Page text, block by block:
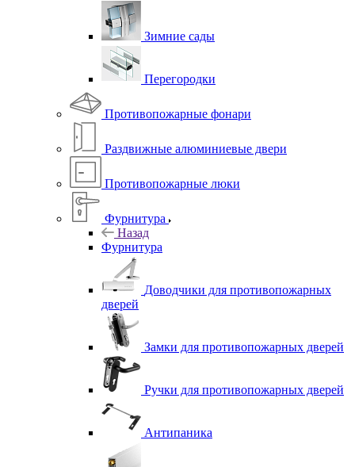
Зимние сады
Перегородки
Противопожарные фонари
Раздвижные алюминиевые двери
Противопожарные люки
Фурнитура
Назад
Фурнитура
Доводчики для противопожарных
дверей
Замки для противопожарных дверей
Ручки для противопожарных дверей
Антипаника